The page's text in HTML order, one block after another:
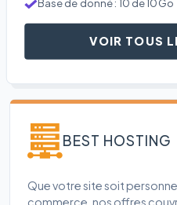
Base de donné : 10 de 10Go
VOIR TOUS
BEST HOSTING
Que votre site soit
commerce, nos offres